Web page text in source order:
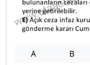
A B